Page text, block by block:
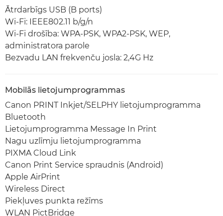
Ātrdarbīgs USB (B ports)
Wi-Fi: IEEE802.11 b/g/n
Wi-Fi drošība: WPA-PSK, WPA2-PSK, WEP,
administratora parole
Bezvadu LAN frekvenču josla: 2,4G Hz
Mobilās lietojumprogrammas
Canon PRINT Inkjet/SELPHY lietojumprogramma
Bluetooth
Lietojumprogramma Message In Print
Nagu uzlīmju lietojumprogramma
PIXMA Cloud Link
Canon Print Service spraudnis (Android)
Apple AirPrint
Wireless Direct
Piekļuves punkta režīms
WLAN PictBridge